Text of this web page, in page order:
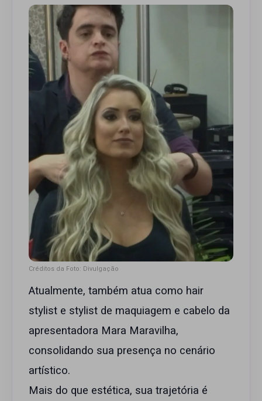
Créditos da Foto: Divulgação
Atualmente, também atua como hair
stylist e stylist de maquiagem e cabelo da
apresentadora Mara Maravilha,
consolidando sua presença no cenário
artístico.
Mais do que estética, sua trajetória é